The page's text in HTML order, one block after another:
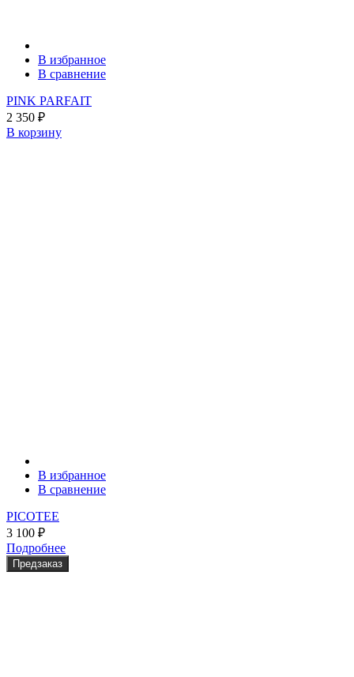
В избранное
В сравнение
PINK PARFAIT
2 350 ₽
В корзину
В избранное
В сравнение
PICOTEE
3 100 ₽
Подробнее
Предзаказ